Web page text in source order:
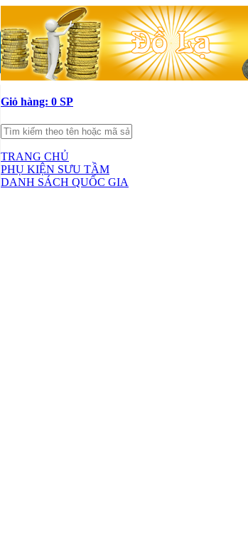
Giỏ hàng: 0 SP
TRANG CHỦ
PHỤ KIỆN SƯU TẦM
DANH SÁCH QUỐC GIA